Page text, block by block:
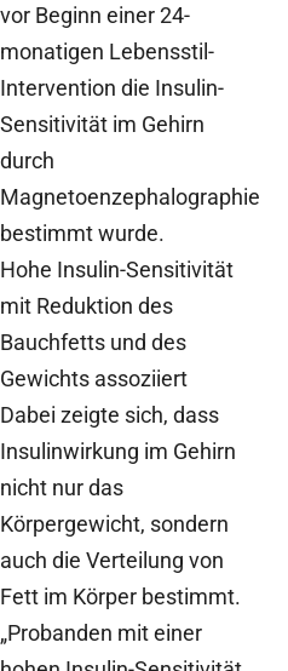
vor Beginn einer 24-
monatigen Lebensstil-
Intervention die Insulin-
Sensitivität im Gehirn
durch
Magnetoenzephalographie
bestimmt wurde.
Hohe Insulin-Sensitivität
mit Reduktion des
Bauchfetts und des
Gewichts assoziiert
Dabei zeigte sich, dass
Insulinwirkung im Gehirn
nicht nur das
Körpergewicht, sondern
auch die Verteilung von
Fett im Körper bestimmt.
„Probanden mit einer